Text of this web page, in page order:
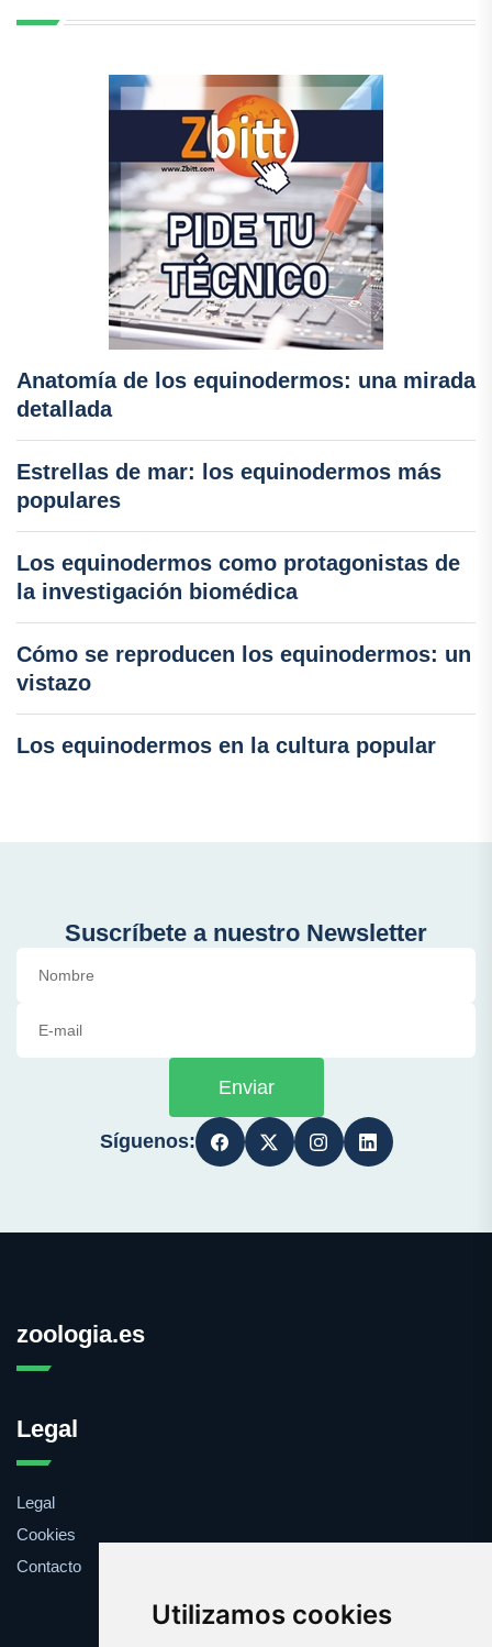
Utilizamos cookies
Anatomía de los equinodermos: una mirada
detallada
Estrellas de mar: los equinodermos más
populares
Los equinodermos como protagonistas de
la investigación biomédica
Cómo se reproducen los equinodermos: un
vistazo
Los equinodermos en la cultura popular
Suscríbete a nuestro Newsletter
Enviar
Síguenos:
zoologia.es
Legal
Legal
Cookies
Contacto